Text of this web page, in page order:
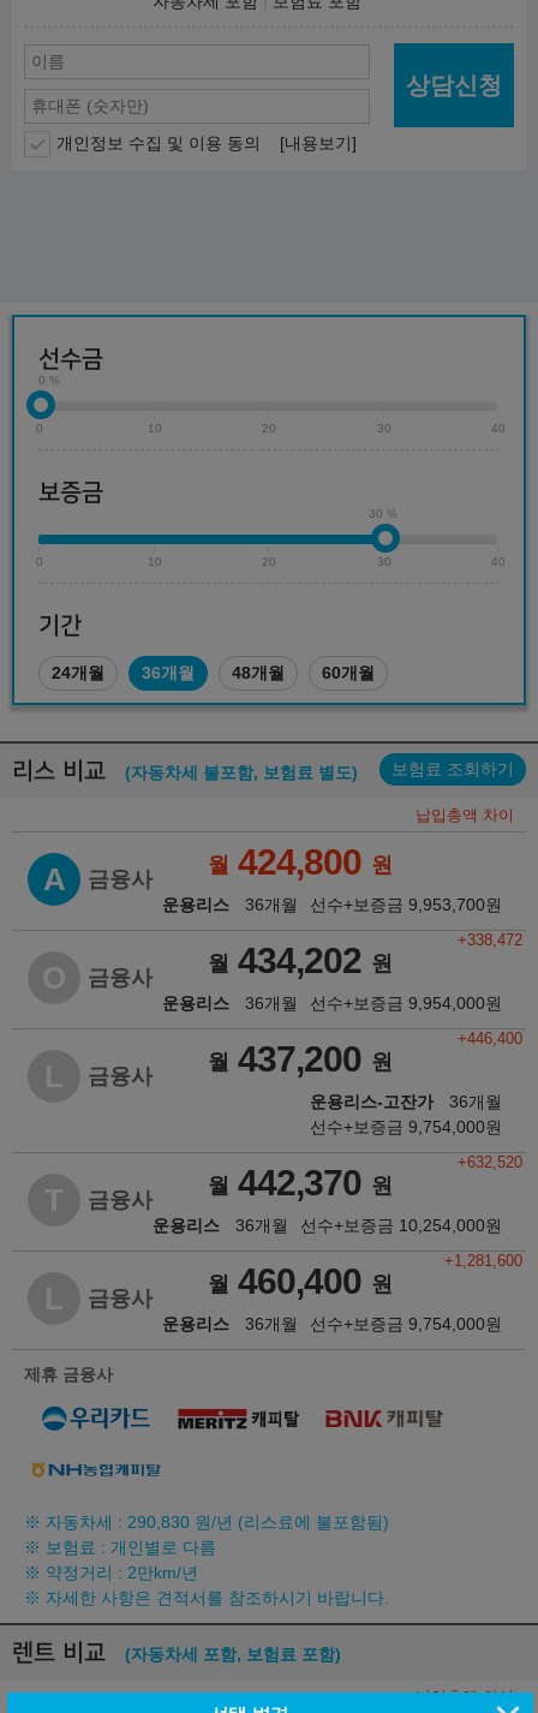
개인정보 수집 및 이용 동의 [내용보기]
상담신청
선수금
0 %
0 10 20 30 40
보증금
30 %
0 10 20 30 40
기간
24개월 36개월 48개월 60개월
리스 비교 (자동차세 불포함, 보험료 별도) 보험료 조회하기
납입총액 차이
A 금융사
운용리스
월 424,800 원
36개월 선수+보증금 9,953,700원
O 금융사
운용리스
월 434,202 원
+338,472
36개월 선수+보증금 9,954,000원
L 금융사
운용리스-고잔가
월 437,200 원
+446,400
36개월
선수+보증금 9,754,000원
T 금융사
운용리스
월 442,370 원
+632,520
36개월 선수+보증금 10,254,000원
L 금융사
운용리스
월 460,400 원
+1,281,600
36개월 선수+보증금 9,754,000원
제휴 금융사
※ 자동차세 : 290,830 원/년 (리스료에 불포함됨)
※ 보험료 : 개인별로 다름
※ 약정거리 : 2만km/년
※ 자세한 사항은 견적서를 참조하시기 바랍니다.
렌트 비교 (자동차세 포함, 보험료 포함)
납입총액 차이